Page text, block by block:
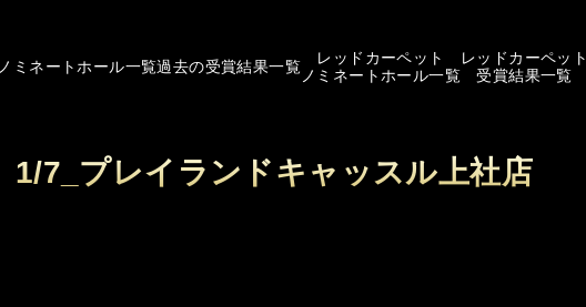
ノミネートホール一覧過去の受賞結果一覧
レッドカーペット
ノミネートホール一覧
レッドカーペット
受賞結果一覧
1/7_プレイランドキャッスル上社店